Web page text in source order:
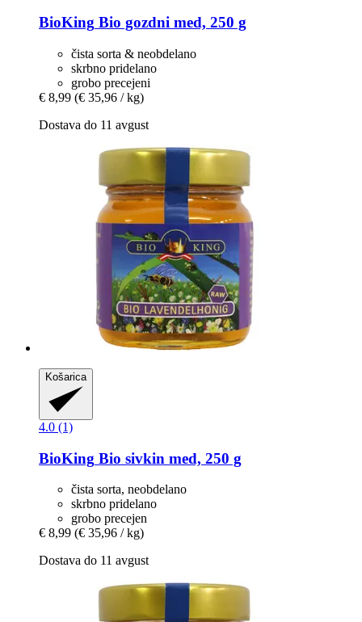
BioKing Bio gozdni med, 250 g
čista sorta & neobdelano
skrbno pridelano
grobo precejeni
€ 8,99 (€ 35,96 / kg)
Dostava do 11 avgust
Košarica
4.0 (1)
BioKing Bio sivkin med, 250 g
čista sorta, neobdelano
skrbno pridelano
grobo precejen
€ 8,99 (€ 35,96 / kg)
Dostava do 11 avgust